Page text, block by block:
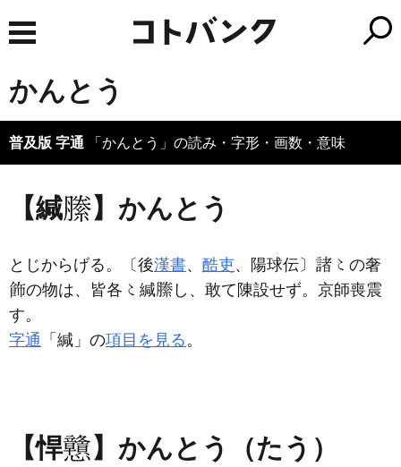
かんとう
普及版 字通 「かんとう」の読み・字形・画数・意味
【緘 】かんとう
とじからげる。〔後漢書、 酷吏、陽球伝〕
の奢
の物は、皆各
緘
し、敢て陳設せず。京師喪震
す。
字通 「緘」の項目を見る。
【悍 】かんとう（たう）